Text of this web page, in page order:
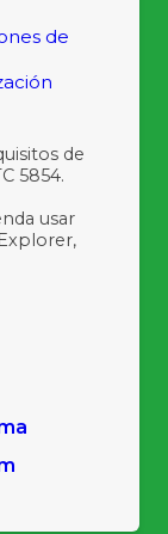
de
de
5854.
usar